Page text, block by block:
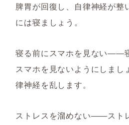
脾胃が回復し、自律神経が整
には寝ましょう。
寝る前にスマホを見ない――
スマホを見ないようにしまし
律神経を乱します。
ストレスを溜めない――スト